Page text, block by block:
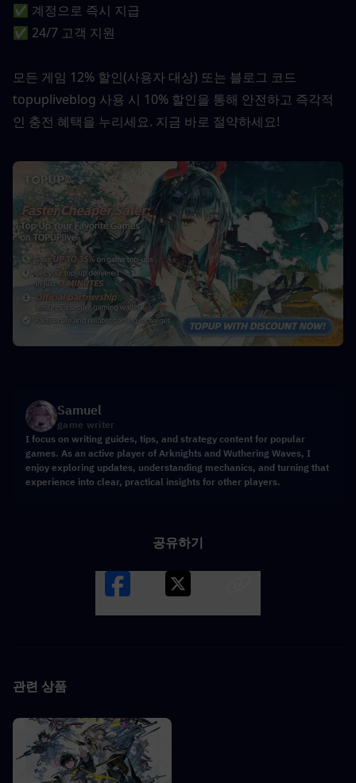
✅ 계정으로 즉시 지급
✅ 24/7 고객 지원
모든 게임 12% 할인(사용자 대상) 또는 블로그 코드
topupliveblog 사용 시 10% 할인을 통해 안전하고 즉각적
인 충전 혜택을 누리세요. 지금 바로 절약하세요!
Samuel
game writer
I focus on writing guides, tips, and strategy content for popular
games. As an active player of Arknights and Wuthering Waves, I
enjoy exploring updates, understanding mechanics, and turning that
experience into clear, practical insights for other players.
공유하기
관련 상품